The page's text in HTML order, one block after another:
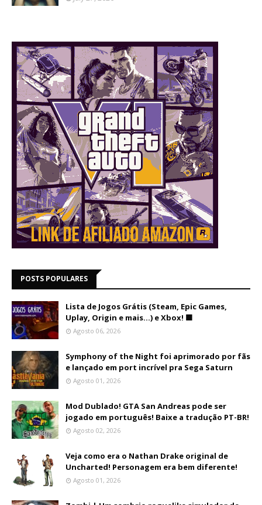
POSTS POPULARES
Lista de Jogos Grátis (Steam, Epic Games,
Uplay, Origin e mais...) e Xbox! 🟩
Agosto 06, 2026
Symphony of the Night foi aprimorado por fãs
e lançado em port incrível pra Sega Saturn
Agosto 01, 2026
Mod Dublado! GTA San Andreas pode ser
jogado em português! Baixe a tradução PT-BR!
Agosto 02, 2026
Veja como era o Nathan Drake original de
Uncharted! Personagem era bem diferente!
Agosto 01, 2026